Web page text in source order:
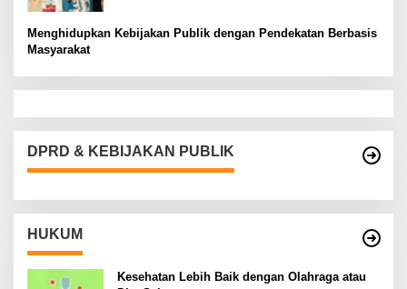
Menghidupkan Kebijakan Publik dengan Pendekatan Berbasis
Masyarakat
DPRD & KEBIJAKAN PUBLIK
HUKUM
Kesehatan Lebih Baik dengan Olahraga atau